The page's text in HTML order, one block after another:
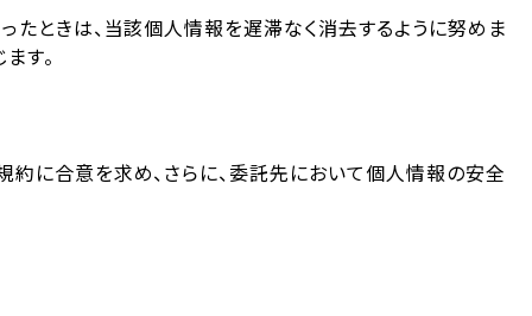
たときは、当該個人情報を遅滞なく消去するように努めま
す。
に合意を求め、さらに、委託先において個人情報の安全